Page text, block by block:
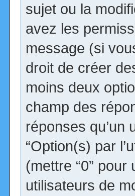
sujet ou la
avez les
message (si
droit de créer
moins deux
champ des
réponses qu’un
“Option(s) par
(mettre “0”
utilisateurs de